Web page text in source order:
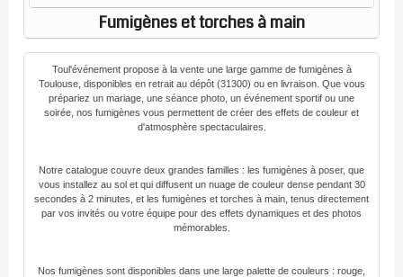
Fumigènes et torches à main
Toul'événement propose à la vente une large gamme de fumigènes à
Toulouse, disponibles en retrait au dépôt (31300) ou en livraison. Que vous
prépariez un mariage, une séance photo, un événement sportif ou une
soirée, nos fumigènes vous permettent de créer des effets de couleur et
d'atmosphère spectaculaires.
Notre catalogue couvre deux grandes familles : les fumigènes à poser, que
vous installez au sol et qui diffusent un nuage de couleur dense pendant 30
secondes à 2 minutes, et les fumigènes et torches à main, tenus directement
par vos invités ou votre équipe pour des effets dynamiques et des photos
mémorables.
Nos fumigènes sont disponibles dans une large palette de couleurs : rouge,